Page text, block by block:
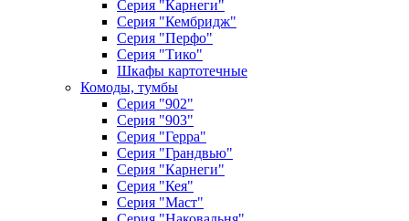
Серия "Карнеги"
Серия "Кембридж"
Серия "Перфо"
Серия "Тико"
Шкафы картотечные
Комоды, тумбы
Серия "902"
Серия "903"
Серия "Герра"
Серия "Грандвью"
Серия "Карнеги"
Серия "Кея"
Серия "Маст"